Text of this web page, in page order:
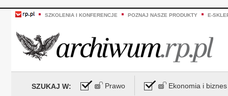
SZKOLENIA I KONFERENCJE POZNAJ NASZE PRODUKTY E-
SZUKAJ W: Prawo Ekonomia i biznes